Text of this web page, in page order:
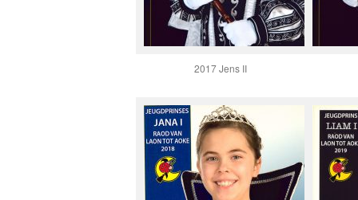
2017 Jens II